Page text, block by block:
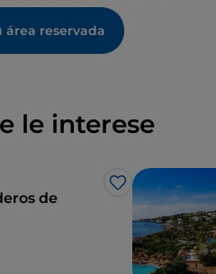
área reservada
le interese
Me gusta
de